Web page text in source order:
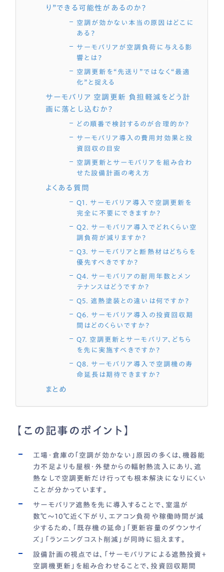
り”できる可能性があるのか？
空調が効かない本当の原因はどこに
ある？
サーモバリアが空調負荷に与える影
響とは？
空調更新を“先送り”ではなく“最適
化”と捉える
サーモバリア 空調更新 負担軽減をどう計
画に落とし込むか？
どの順番で検討するのが合理的か？
サーモバリア導入の費用対効果と投
資回収の目安
空調更新とサーモバリアを組み合わ
せた設備計画の考え方
よくある質問
Q1. サーモバリア導入で空調更新を
完全に不要にできますか？
Q2. サーモバリア導入でどれくらい空
調負荷が減りますか？
Q3. サーモバリアと断熱材はどちらを
優先すべきですか？
Q4. サーモバリアの耐用年数とメン
テナンスはどうですか？
Q5. 遮熱塗装との違いは何ですか？
Q6. サーモバリア導入の投資回収期
間はどのくらいですか？
Q7. 空調更新とサーモバリア、どちら
を先に実施すべきですか？
Q8. サーモバリア導入で空調機の寿
命延長は期待できますか？
まとめ
【この記事のポイント】
工場・倉庫の「空調が効かない」原因の多くは、機器能
力不足よりも屋根・外壁からの輻射熱流入にあり、遮
熱なしで空調更新だけ行っても根本解決になりにくい
ことが分かっています。
サーモバリア遮熱を先に導入することで、室温が
数℃〜10℃近く下がり、エアコン負荷や稼働時間が減
少するため、「既存機の延命」「更新容量のダウンサイ
ズ」「ランニングコスト削減」が同時に狙えます。
設備計画の視点では、「サーモバリアによる遮熱投資＋
空調機更新」を組み合わせることで、投資回収期間